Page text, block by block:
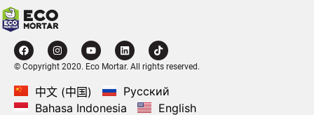
© Copyright 2020. Eco Mortar. All rights reserved.
中文 (中国)
Русский
Bahasa Indonesia
English